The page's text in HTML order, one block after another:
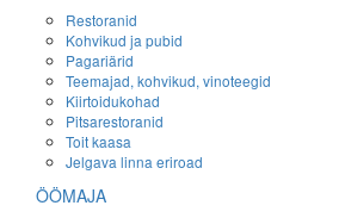
Restoranid
Kohvikud ja pubid
Pagariärid
Teemajad, kohvikud, vinoteegid
Kiirtoidukohad
Pitsarestoranid
Toit kaasa
Jelgava linna eriroad
ÖÖMAJA